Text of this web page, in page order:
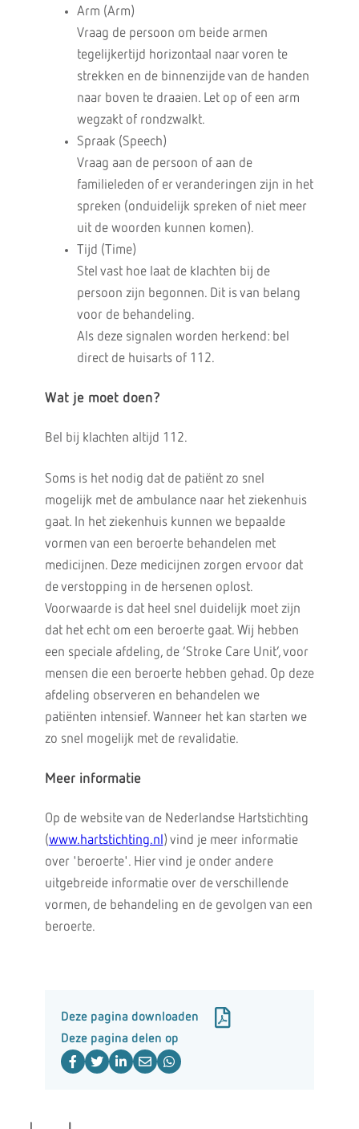
Arm (Arm)
Vraag de persoon om beide armen
tegelijkertijd horizontaal naar voren te
strekken en de binnenzijde van de handen
naar boven te draaien. Let op of een arm
wegzakt of rondzwalkt.
Spraak (Speech)
Vraag aan de persoon of aan de
familieleden of er veranderingen zijn in het
spreken (onduidelijk spreken of niet meer
uit de woorden kunnen komen).
Tijd (Time)
Stel vast hoe laat de klachten bij de
persoon zijn begonnen. Dit is van belang
voor de behandeling.
Als deze signalen worden herkend: bel
direct de huisarts of 112.
Wat je moet doen?
Bel bij klachten altijd 112.
Soms is het nodig dat de patiënt zo snel
mogelijk met de ambulance naar het ziekenhuis
gaat. In het ziekenhuis kunnen we bepaalde
vormen van een beroerte behandelen met
medicijnen. Deze medicijnen zorgen ervoor dat
de verstopping in de hersenen oplost.
Voorwaarde is dat heel snel duidelijk moet zijn
dat het echt om een beroerte gaat. Wij hebben
een speciale afdeling, de ‘Stroke Care Unit’, voor
mensen die een beroerte hebben gehad. Op deze
afdeling observeren en behandelen we
patiënten intensief. Wanneer het kan starten we
zo snel mogelijk met de revalidatie.
Meer informatie
Op de website van de Nederlandse Hartstichting
(www.hartstichting.nl ) vind je meer informatie
over 'beroerte'. Hier vind je onder andere
uitgebreide informatie over de verschillende
vormen, de behandeling en de gevolgen van een
beroerte.
Deze pagina downloaden
Deze pagina delen op